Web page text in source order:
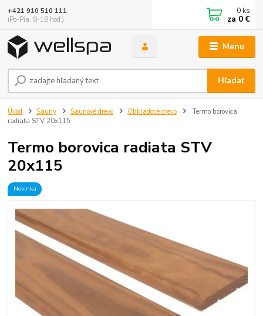
Menu
Hľadať
+421 910 510 111
(Po-Pia, 8-18 hod.)
0 ks
za 0 €
Úvod Sauny Saunové drevo Obkladové drevo
Termo borovica
radiata STV 20x115
Termo borovica radiata STV
20x115
Novinka